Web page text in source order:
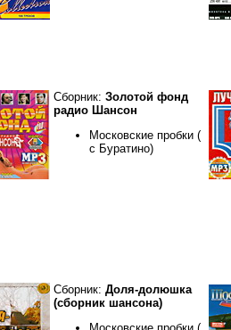
Сборник: Золотой фонд
радио Шансон
Московские пробки (
с Буратино)
Сборник: Доля-долюшка
(сборник шансона)